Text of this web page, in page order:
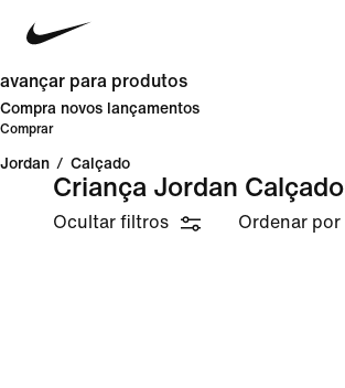
avançar para produtos
Compra novos lançamentos
Comprar
Jordan / Calçado
Criança Jordan Calçado
Ocultar filtros Ordenar por